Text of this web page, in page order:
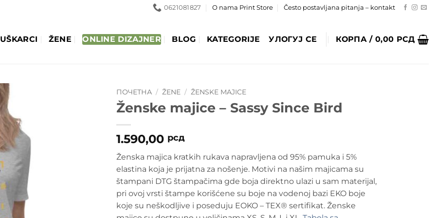
0621081827 O nama Print Store Često postavljana pitanja – kontakt
ŽENE ONLINE DIZAJNER BLOG KATEGORIJE УЛОГУЈ СЕ КОРПА /0,00 РСД
ПОЧЕТНА / ŽENE / ŽENSKE MAJICE
Ženske majice – Sassy Since Bird
1.590,00 рсд
Ženska majica kratkih rukava napravljena od 95% pamuka i 5%
elastina koja je prijatna za nošenje. Motivi na našim majicama su
štampani DTG štampačima gde boja direktno ulazi u sam materijal,
pri ovoj vrsti štampe korišćene su boje na vodenoj bazi EKO boje
koje su neškodljive i poseduju EOKO – TEX® sertifikat. Ženske